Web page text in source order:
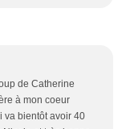
de Catherine
à mon coeur
va bientôt avoir 40